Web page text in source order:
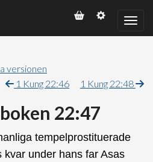
versionen
1 Kung 22:46
1 Kung 22:48
22:47
tempelprostituerade
kvar under hans far Asas